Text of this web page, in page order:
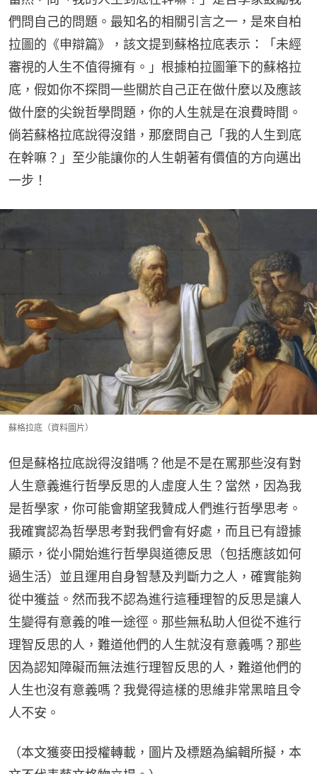
們問自己的問題。最知名的相關引言之一，是來自柏
拉圖的《申辯篇》，該文提到蘇格拉底表示：「未經
審視的人生不值得擁有。」根據柏拉圖筆下的蘇格拉
底，假如你不探問一些關於自己正在做什麼以及應該
做什麼的尖銳哲學問題，你的人生就是在浪費時間。
倘若蘇格拉底說得沒錯，那麼問自己「我的人生到底
在幹嘛？」至少能讓你的人生朝著有價值的方向邁出
一步！
蘇格拉底（資料圖片）
但是蘇格拉底說得沒錯嗎？他是不是在罵那些沒有對
人生意義進行哲學反思的人虛度人生？當然，因為我
是哲學家，你可能會期望我贊成人們進行哲學思考。
我確實認為哲學思考對我們會有好處，而且已有證據
顯示，從小開始進行哲學與道德反思（包括應該如何
過生活）並且運用自身智慧及判斷力之人，確實能夠
從中獲益。然而我不認為進行這種理智的反思是讓人
生變得有意義的唯一途徑。那些無私助人但從不進行
理智反思的人，難道他們的人生就沒有意義嗎？那些
因為認知障礙而無法進行理智反思的人，難道他們的
人生也沒有意義嗎？我覺得這樣的思維非常黑暗且令
人不安。
（本文獲麥田授權轉載，圖片及標題為編輯所擬，本